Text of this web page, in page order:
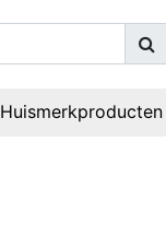
Huismerkproducten